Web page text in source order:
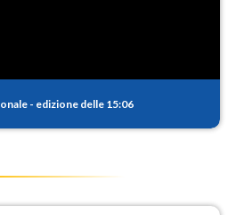
- edizione delle 15:06